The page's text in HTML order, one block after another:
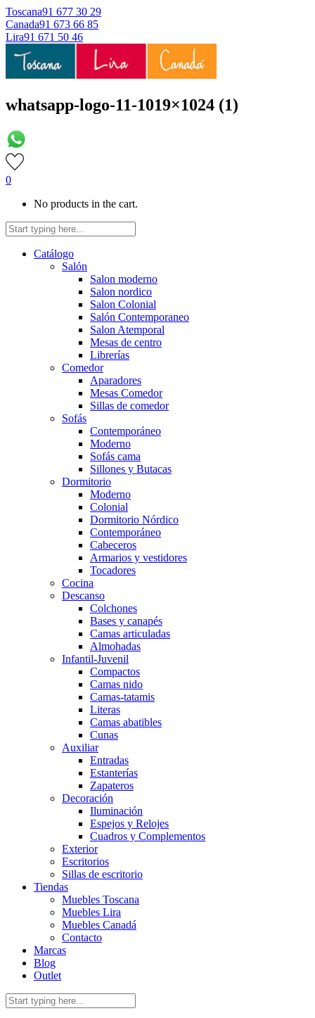
Toscana91 677 30 29
Canada91 673 66 85
Lira91 671 50 46
whatsapp-logo-11-1019×1024 (1)
0
No products in the cart.
Catálogo
Salón
Salon moderno
Salon nordico
Salon Colonial
Salón Contemporaneo
Salon Atemporal
Mesas de centro
Librerías
Comedor
Aparadores
Mesas Comedor
Sillas de comedor
Sofás
Contemporáneo
Moderno
Sofás cama
Sillones y Butacas
Dormitorio
Moderno
Colonial
Dormitorio Nórdico
Contemporáneo
Cabeceros
Armarios y vestidores
Tocadores
Cocina
Descanso
Colchones
Bases y canapés
Camas articuladas
Almohadas
Infantil-Juvenil
Compactos
Camas nido
Camas-tatamis
Literas
Camas abatibles
Cunas
Auxiliar
Entradas
Estanterías
Zapateros
Decoración
Iluminación
Espejos y Relojes
Cuadros y Complementos
Exterior
Escritorios
Sillas de escritorio
Tiendas
Muebles Toscana
Muebles Lira
Muebles Canadá
Contacto
Marcas
Blog
Outlet